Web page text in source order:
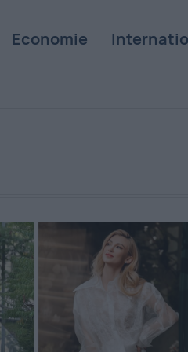
Economie